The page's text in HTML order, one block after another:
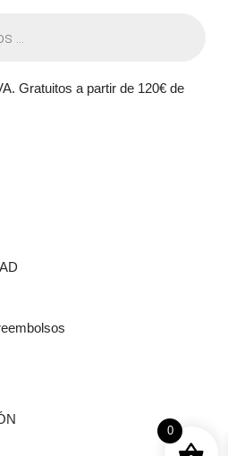
Gratuitos a partir de 120€ de
0